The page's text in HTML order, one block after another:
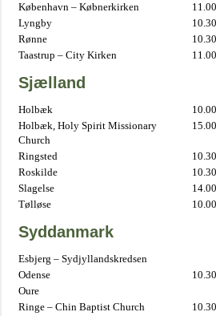
København – Købnerkirken
11.00
Lyngby
10.30
Rønne
10.30
Taastrup – City Kirken
11.00
Sjælland
Holbæk 10.00
Holbæk, Holy Spirit Missionary
Church
15.00
Ringsted 10.30
Roskilde
10.30
Slagelse
14.00
Tølløse
10.00
Syddanmark
Esbjerg – Sydjyllandskredsen
Odense
10.30
Oure
Ringe – Chin Baptist Church
10.30